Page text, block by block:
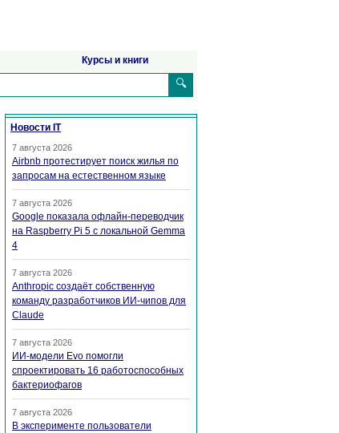
Курсы и книги
🔍
Новости IT
7 августа 2026
Airbnb протестирует поиск жилья по
запросам на естественном языке
7 августа 2026
Google показала офлайн-переводчик
на Raspberry Pi 5 с локальной Gemma
4
7 августа 2026
Anthropic создаёт собственную
команду разработчиков ИИ-чипов для
Claude
7 августа 2026
ИИ-модели Evo помогли
спроектировать 16 работоспособных
бактериофагов
7 августа 2026
В эксперименте пользователи